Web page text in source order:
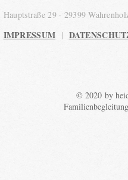
Hauptstraße 29 · 29399
IMPRESSUM |
© 2020 by